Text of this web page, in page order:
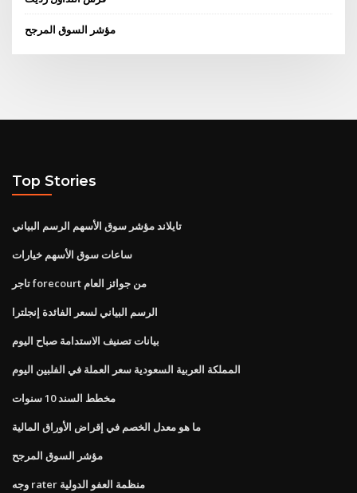
مؤشر السوق المرجح
Top Stories
تايلاند مؤشر سوق الأسهم الرسم البياني
ساعات سوق الأسهم خيارات
تاجر forecourt من جوائز العام
الرسم البياني لسعر الفائدة إنجلترا
بيانات تصنيف الاستدامة صباح اليوم
المملكة العربية السعودية سعر العملة في الفلبين اليوم
مخطط السند 10 سنوات
ما هو معدل الخصم في إقراض الأوراق المالية
مؤشر السوق المرجح
وجه rater منظمة العفو الدولية